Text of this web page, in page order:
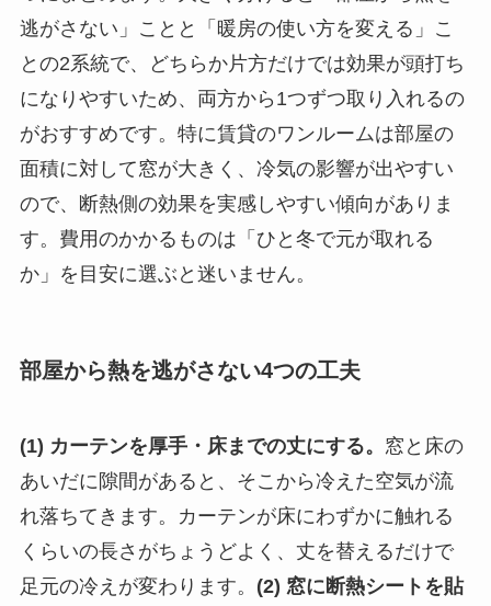
逃がさない」ことと「暖房の使い方を変える」こ
との2系統で、どちらか片方だけでは効果が頭打ち
になりやすいため、両方から1つずつ取り入れるの
がおすすめです。特に賃貸のワンルームは部屋の
面積に対して窓が大きく、冷気の影響が出やすい
ので、断熱側の効果を実感しやすい傾向がありま
す。費用のかかるものは「ひと冬で元が取れる
か」を目安に選ぶと迷いません。
部屋から熱を逃がさない4つの工夫
(1) カーテンを厚手・床までの丈にする。 窓と床の
あいだに隙間があると、そこから冷えた空気が流
れ落ちてきます。カーテンが床にわずかに触れる
くらいの長さがちょうどよく、丈を替えるだけで
足元の冷えが変わります。 (2) 窓に断熱シートを貼